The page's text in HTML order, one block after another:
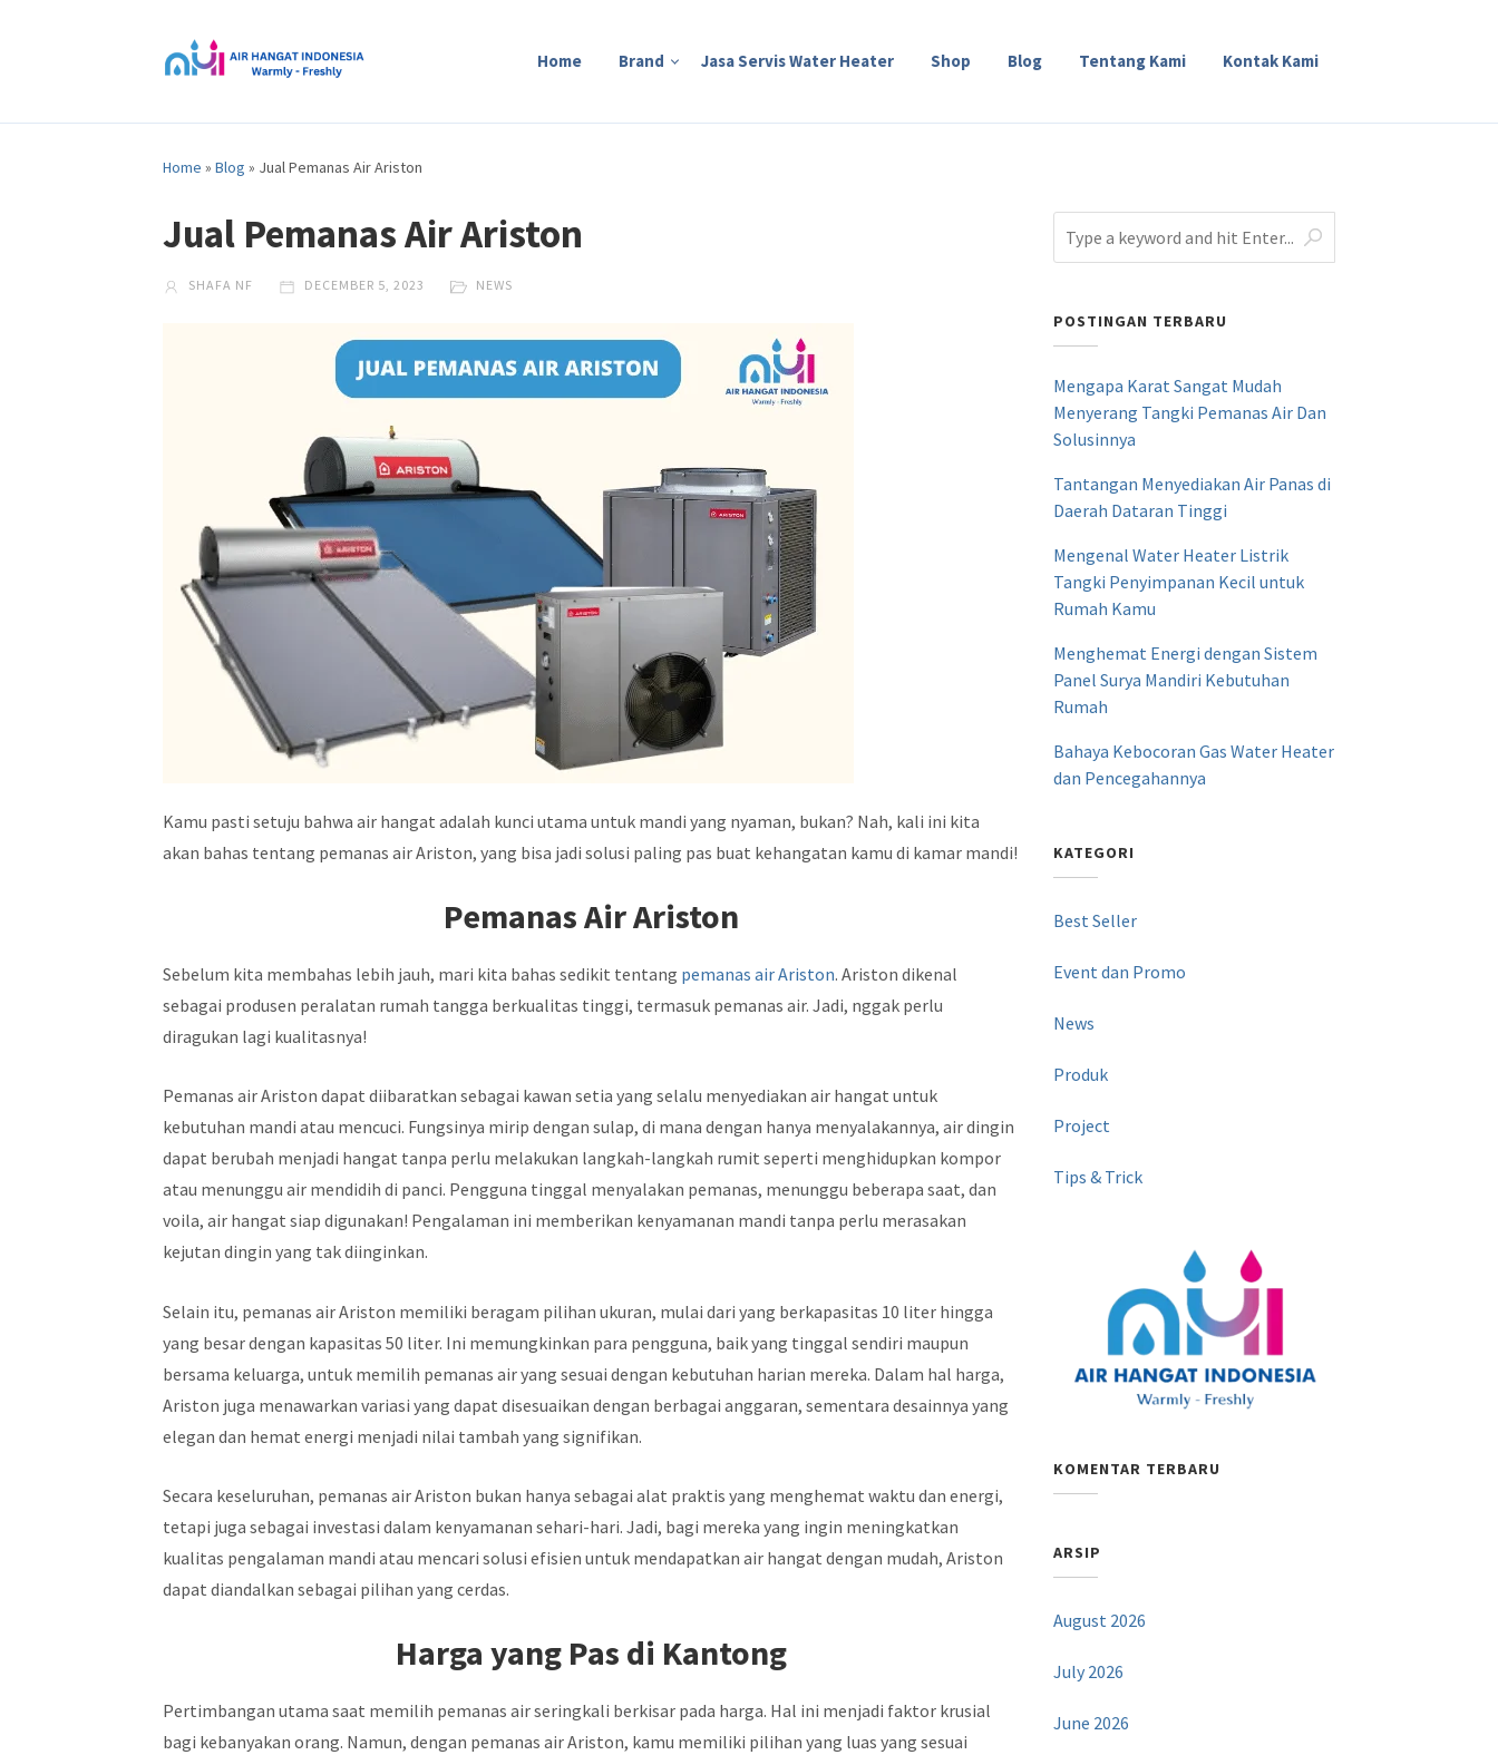
Home Brand Jasa Servis Water Heater Shop Blog Tentang Kami Kontak Kami
Home »Blog » Jual Pemanas Air Ariston
Jual Pemanas Air Ariston
SHAFA NF DECEMBER 5, 2023 NEWS
Kamu pasti setuju bahwa air hangat adalah kunci utama untuk mandi yang nyaman, bukan? Nah, kali ini kita
akan bahas tentang pemanas air Ariston, yang bisa jadi solusi paling pas buat kehangatan kamu di kamar mandi!
Pemanas Air Ariston
Sebelum kita membahas lebih jauh, mari kita bahas sedikit tentang pemanas air Ariston. Ariston dikenal
sebagai produsen peralatan rumah tangga berkualitas tinggi, termasuk pemanas air. Jadi, nggak perlu
diragukan lagi kualitasnya!
Pemanas air Ariston dapat diibaratkan sebagai kawan setia yang selalu menyediakan air hangat untuk
kebutuhan mandi atau mencuci. Fungsinya mirip dengan sulap, di mana dengan hanya menyalakannya, air dingin
dapat berubah menjadi hangat tanpa perlu melakukan langkah-langkah rumit seperti menghidupkan kompor
atau menunggu air mendidih di panci. Pengguna tinggal menyalakan pemanas, menunggu beberapa saat, dan
voila, air hangat siap digunakan! Pengalaman ini memberikan kenyamanan mandi tanpa perlu merasakan
kejutan dingin yang tak diinginkan.
Selain itu, pemanas air Ariston memiliki beragam pilihan ukuran, mulai dari yang berkapasitas 10 liter hingga
yang besar dengan kapasitas 50 liter. Ini memungkinkan para pengguna, baik yang tinggal sendiri maupun
bersama keluarga, untuk memilih pemanas air yang sesuai dengan kebutuhan harian mereka. Dalam hal harga,
Ariston juga menawarkan variasi yang dapat disesuaikan dengan berbagai anggaran, sementara desainnya yang
elegan dan hemat energi menjadi nilai tambah yang signifikan.
Secara keseluruhan, pemanas air Ariston bukan hanya sebagai alat praktis yang menghemat waktu dan energi,
tetapi juga sebagai investasi dalam kenyamanan sehari-hari. Jadi, bagi mereka yang ingin meningkatkan
kualitas pengalaman mandi atau mencari solusi efisien untuk mendapatkan air hangat dengan mudah, Ariston
dapat diandalkan sebagai pilihan yang cerdas.
Harga yang Pas di Kantong
Pertimbangan utama saat memilih pemanas air seringkali berkisar pada harga. Hal ini menjadi faktor krusial
bagi kebanyakan orang. Namun, dengan pemanas air Ariston, kamu memiliki pilihan yang luas yang sesuai
POSTINGAN TERBARU
Mengapa Karat Sangat Mudah
Menyerang Tangki Pemanas Air Dan
Solusinnya
Tantangan Menyediakan Air Panas di
Daerah Dataran Tinggi
Mengenal Water Heater Listrik
Tangki Penyimpanan Kecil untuk
Rumah Kamu
Menghemat Energi dengan Sistem
Panel Surya Mandiri Kebutuhan
Rumah
Bahaya Kebocoran Gas Water Heater
dan Pencegahannya
KATEGORI
Best Seller
Event dan Promo
News
Produk
Project
Tips & Trick
KOMENTAR TERBARU
ARSIP
August 2026
July 2026
June 2026